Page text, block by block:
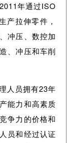
年通过ISO
产拉伸零件，
冲压、数控加
、冲压和车削
人员拥有23年
能力和高素质
争力的价格和
员和经过认证